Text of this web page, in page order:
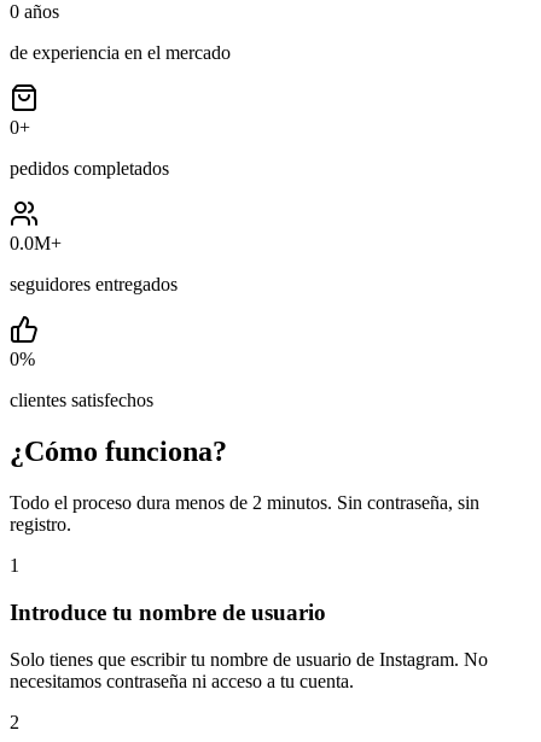
0 años
de experiencia en el mercado
0+
pedidos completados
0.0M+
seguidores entregados
0%
clientes satisfechos
¿Cómo funciona?
Todo el proceso dura menos de 2 minutos. Sin contraseña, sin
registro.
1
Introduce tu nombre de usuario
Solo tienes que escribir tu nombre de usuario de Instagram. No
necesitamos contraseña ni acceso a tu cuenta.
2